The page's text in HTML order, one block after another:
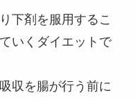
下剤を服用するこ
いくダイエットで
収を腸が行う前に